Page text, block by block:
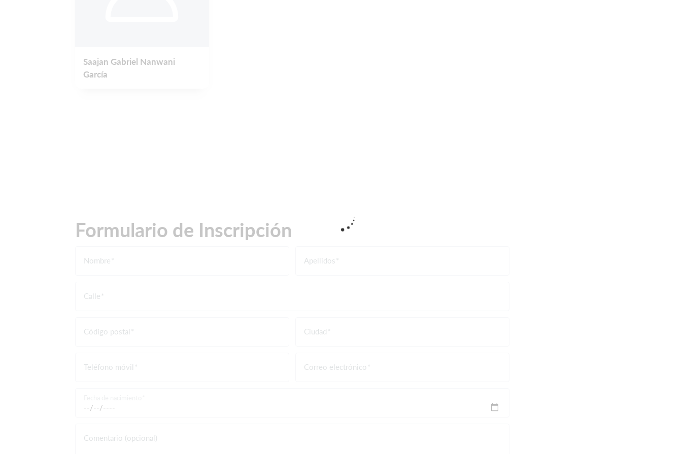
Saajan Gabriel Nanwani
García
Formulario de Inscripción
Nombre Apellidos
Calle
Código postal Ciudad
Teléfono móvil Correo electrónico
Comentario (opcional)